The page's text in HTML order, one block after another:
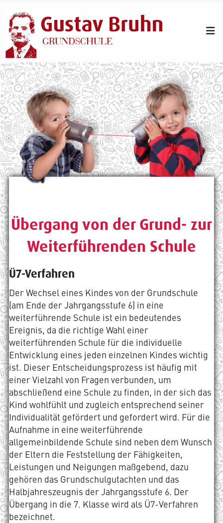
Übergang von der Grund- zur
Weiterführenden Schule
Ü7-Verfahren
Der Wechsel eines Kindes von der Grundschule
(am Ende der Jahrgangsstufe 6) in eine
weiterführende Schule ist ein bedeutendes
Ereignis, da die richtige Wahl einer
weiterführenden Schule für die individuelle
Entwicklung eines jeden einzelnen Kindes wichtig
ist. Dieser Entscheidungsprozess ist häufig mit
einer Vielzahl von Fragen verbunden, um
abschließend eine Schule zu finden, in der sich das
Kind wohlfühlt und zugleich entsprechend seiner
Individualität gefördert und gefordert wird. Für die
Aufnahme in eine weiterführende
allgemeinbildende Schule sind neben dem Wunsch
der Eltern die Feststellung der Fähigkeiten,
Leistungen und Neigungen maßgebend, dazu
gehören das Grundschulgutachten und das
Halbjahreszeugnis der Jahrgangsstufe 6. Der
Übergang in die 7. Klasse wird als Ü7-Verfahren
bezeichnet.